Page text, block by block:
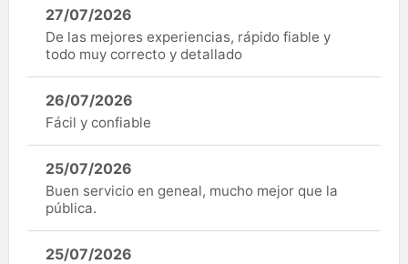
27/07/2026
De las mejores experiencias, rápido fiable y
todo muy correcto y detallado
26/07/2026
Fácil y confiable
25/07/2026
Buen servicio en geneal, mucho mejor que la
pública.
25/07/2026